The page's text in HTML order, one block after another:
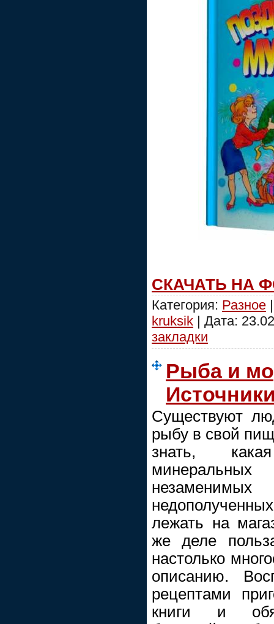
СКАЧАТЬ НА
Категория: Разное
kruksik | Дата:
закладки
Рыба и
Существуют
рыбу в свой
знать,
лежать на
же деле
настолько
описанию.
рецептами
книги и